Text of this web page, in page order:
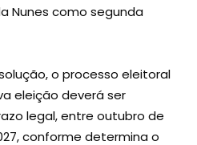
Nunes como segunda
o processo eleitoral
eleição deverá ser
legal, entre outubro de
conforme determina o